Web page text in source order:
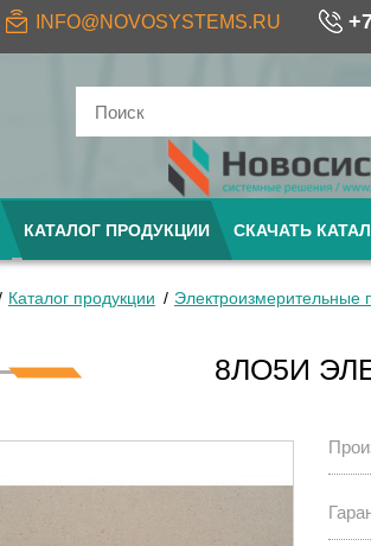
INFO@NOVOSYSTEMS.RU
КАТАЛОГ ПРОДУКЦИИ СКАЧАТЬ
Каталог продукции Электроизмерительные
8ЛО5И